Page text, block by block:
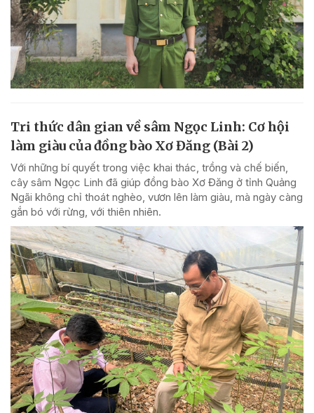
Tri thức dân gian về sâm Ngọc Linh: Cơ hội
làm giàu của đồng bào Xơ Đăng (Bài 2)
Với những bí quyết trong việc khai thác, trồng và chế biến,
cây sâm Ngọc Linh đã giúp đồng bào Xơ Đăng ở tỉnh Quảng
Ngãi không chỉ thoát nghèo, vươn lên làm giàu, mà ngày càng
gắn bó với rừng, với thiên nhiên.